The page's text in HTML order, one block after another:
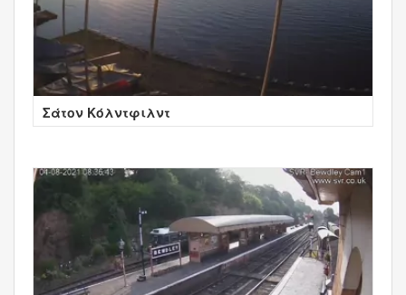
Σάτον Κόλντφιλντ